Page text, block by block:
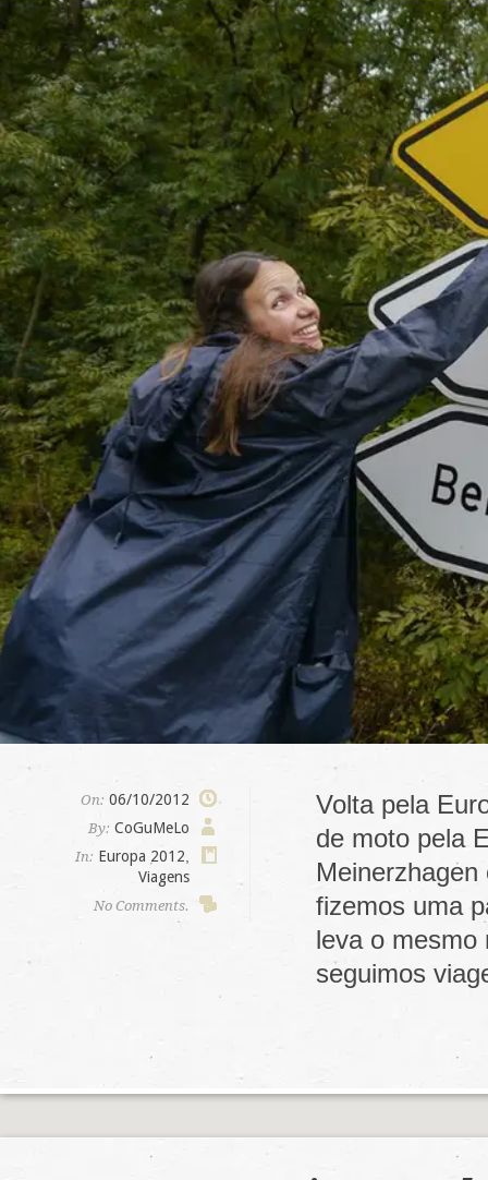
On: 06/10/2012
By: CoGuMeLo
In: Europa 2012
Viagens
No Comments.
Volta pela
de moto pela
fizemos uma
leva o mesmo
seguimos